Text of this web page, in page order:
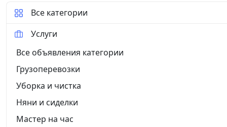
Все категории
Услуги
Все объявления категории
Грузоперевозки
Уборка и чистка
Няни и сиделки
Мастер на час